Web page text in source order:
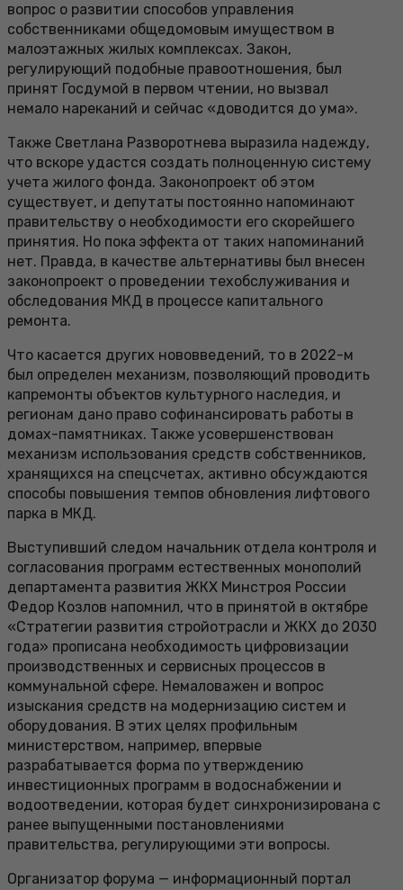
вопрос о развитии способов управления
собственниками общедомовым имуществом в
малоэтажных жилых комплексах. Закон,
регулирующий подобные правоотношения, был
принят Госдумой в первом чтении, но вызвал
немало нареканий и сейчас «доводится до ума».
Также Светлана Разворотнева выразила надежду,
что вскоре удастся создать полноценную систему
учета жилого фонда. Законопроект об этом
существует, и депутаты постоянно напоминают
правительству о необходимости его скорейшего
принятия. Но пока эффекта от таких напоминаний
нет. Правда, в качестве альтернативы был внесен
законопроект о проведении техобслуживания и
обследования МКД в процессе капитального
ремонта.
Что касается других нововведений, то в 2022-м
был определен механизм, позволяющий проводить
капремонты объектов культурного наследия, и
регионам дано право софинансировать работы в
домах-памятниках. Также усовершенствован
механизм использования средств собственников,
хранящихся на спецсчетах, активно обсуждаются
способы повышения темпов обновления лифтового
парка в МКД.
Выступивший следом начальник отдела контроля и
согласования программ естественных монополий
департамента развития ЖКХ Минстроя России
Федор Козлов напомнил, что в принятой в октябре
«Стратегии развития стройотрасли и ЖКХ до 2030
года» прописана необходимость цифровизации
производственных и сервисных процессов в
коммунальной сфере. Немаловажен и вопрос
изыскания средств на модернизацию систем и
оборудования. В этих целях профильным
министерством, например, впервые
разрабатывается форма по утверждению
инвестиционных программ в водоснабжении и
водоотведении, которая будет синхронизирована с
ранее выпущенными постановлениями
правительства, регулирующими эти вопросы.
Организатор форума — информационный портал